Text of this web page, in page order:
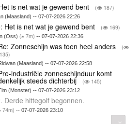
is net wat je gewend bent ( 187)
(Maasland) -- 07-07-2026 22:26
Het is net wat je gewend bent ( 169)
(Oss)( 7m) -- 07-07-2026 22:36
Zonneschijn was toen heel anders
(
135)
(Maasland) -- 07-07-2026 22:58
industriële zonneschijnduur komt
steeds dichterbij ( 145)
(Monster) -- 07-07-2026 23:12
Derde hittegolf begonnen.
74m) -- 07-07-2026 23:10